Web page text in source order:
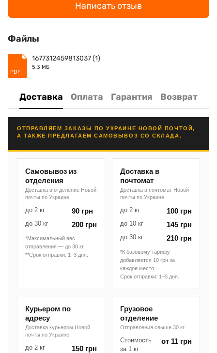
Написать отзыв
Файлы
PDF
1677312459813037 (1)
5.3 МБ
Доставка Оплата Гарантия Возврат
ОТПРАВЛЯЕМ ЗАКАЗЫ ПО УКРАИНЕ НОВОЙ ПОЧТОЙ,
А ТАКЖЕ ПРЕДЛАГАЕМ САМОВЫВОЗ СО СКЛАДА.
Самовывоз из
отделения
Доставка в отделение Новой
почты по Украине
до 2 кг 90 грн
до 30 кг 200 грн
*Максимальный вес
отправления — до 30 кг.
**Срок отправки: 1–3 дня.
Доставка в
почтомат
Доставка в почтомат Новой
почты по Украине
до 2 кг 100 грн
до 10 кг 145 грн
до 30 кг 210 грн
*К базовому тарифу
добавляется 10 грн за
каждое место.
Срок отправки: 1–3 дня.
Курьером по
адресу
Доставка курьером Новой
почты по Украине
до 2 кг 150 грн
Грузовое
отделение
Отправления свыше 30 кг
Стоимость
за 1 кг
от 11 грн